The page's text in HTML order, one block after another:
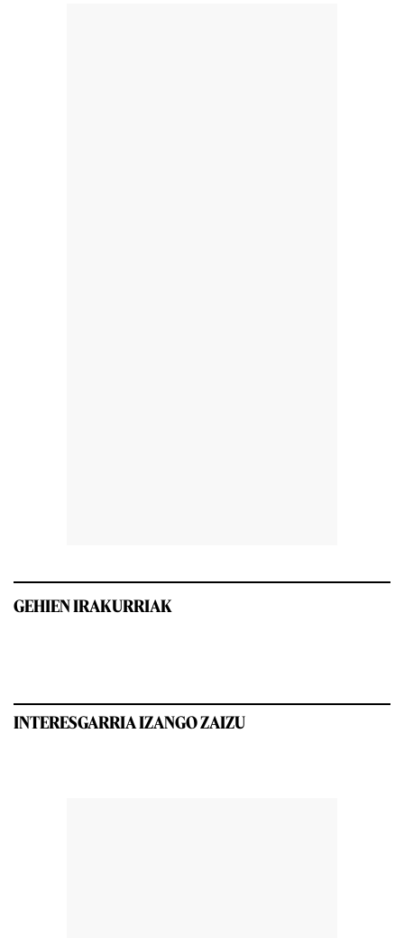
GEHIEN IRAKURRIAK
INTERESGARRIA IZANGO ZAIZU